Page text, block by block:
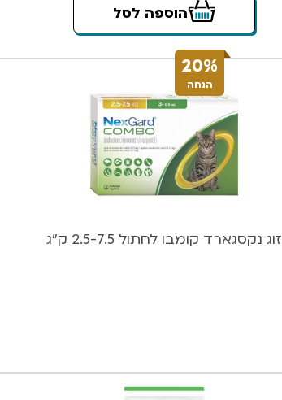
הוספה לסל
20%
הנחה
זוג נקסגארד קומבו לחתול 2.5-7.5 ק”ג